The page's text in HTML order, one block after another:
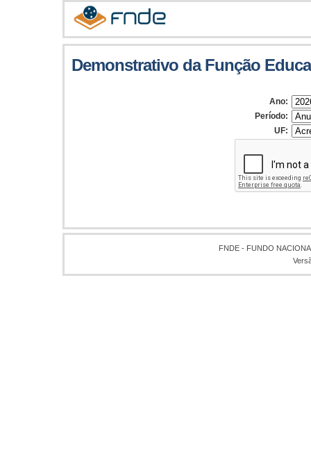
Demonstrativo da Função
Ano:
Período:
UF:
FNDE - FUNDO